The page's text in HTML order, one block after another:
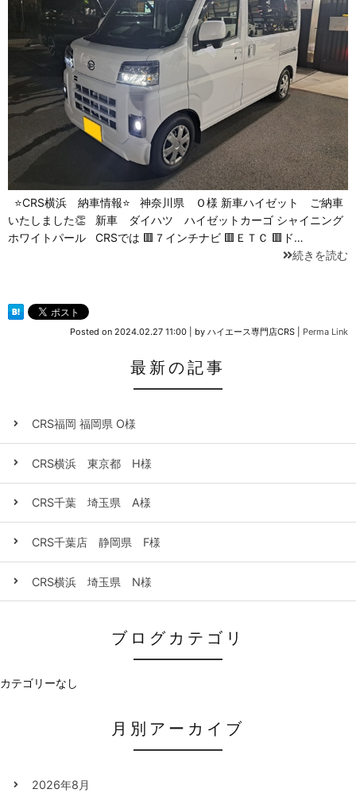
⭐CRS横浜 納車情報⭐ 神奈川県 Ｏ様 新車ハイゼット ご納車
いたしました👏 新車 ダイハツ ハイゼットカーゴ シャイニング
ホワイトパール CRSでは 🟥７インチナビ 🟥ＥＴＣ 🟥ド…
続きを読む
Posted on 2024.02.27 11:00 by ハイエース専門店CRS Perma Link
最新の記事
CRS福岡 福岡県 O様
CRS横浜 東京都 H様
CRS千葉 埼玉県 A様
CRS千葉店 静岡県 F様
CRS横浜 埼玉県 N様
ブログカテゴリ
カテゴリーなし
月別アーカイブ
2026年8月